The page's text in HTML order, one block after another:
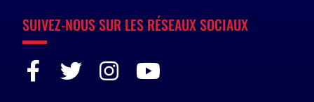
SUIVEZ-NOUS SUR LES RÉSEAUX SOCIAUX